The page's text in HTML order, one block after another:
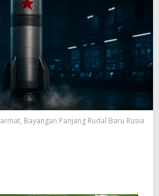
Bayangan Panjang Rudal Baru Rusia